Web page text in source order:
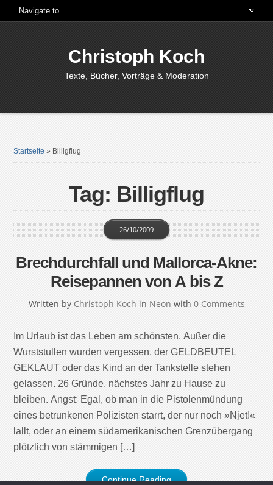
Christoph Koch
Texte, Bücher, Vorträge & Moderation
Startseite » Billigflug
Tag: Billigflug
Brechdurchfall und Mallorca-Akne:
Reisepannen von A bis Z
Written by Christoph Koch
26/10/2009
in Neon with 0 Comments
Im Urlaub ist das Leben am schönsten. Außer die
Wurststullen wurden vergessen, der GELDBEUTEL
GEKLAUT oder das Kind an der Tankstelle stehen
gelassen. 26 Gründe, nächstes Jahr zu Hause zu
bleiben. Angst: Egal, ob man in die Pistolenmündung
eines betrunkenen Polizisten starrt, der nur noch »Njet!«
lallt, oder an einem südamerikanischen Grenzübergang
plötzlich von stämmigen […]
Continue Reading